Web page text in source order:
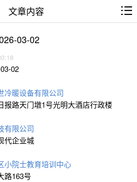
文章内容
03-02
02
冷暖设备有限公司
报路天门墩1号光明大酒店行政楼
有限公司
代企业城
小院士教育培训中心
路163号